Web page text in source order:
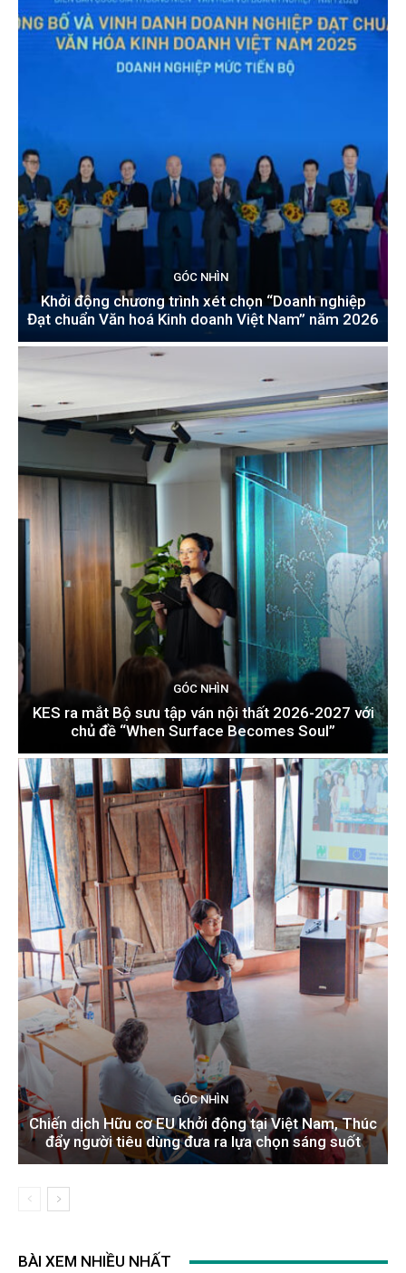
GÓC NHÌN
Khởi động chương trình xét chọn “Doanh nghiệp
Đạt chuẩn Văn hoá Kinh doanh Việt Nam” năm 2026
GÓC NHÌN
KES ra mắt Bộ sưu tập ván nội thất 2026-2027 với
chủ đề “When Surface Becomes Soul”
GÓC NHÌN
Chiến dịch Hữu cơ EU khởi động tại Việt Nam, Thúc
đẩy người tiêu dùng đưa ra lựa chọn sáng suốt
BÀI XEM NHIỀU NHẤT